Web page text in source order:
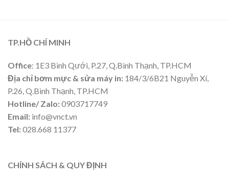
TP.HỒ CHÍ MINH
Office: 1E3 Bình Qưới, P.27, Q.Bình Thạnh, TP.HCM
Địa chỉ bơm mực & sửa máy in: 184/3/6B21 Nguyễn Xí,
P.26, Q.Bình Thạnh, TP.HCM
Hotline/ Zalo:0903717749
Email: info@vnct.vn
Tel:028.668 11377
CHÍNH SÁCH & QUY ĐỊNH